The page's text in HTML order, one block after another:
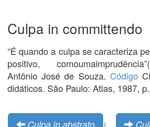
Culpa in committendo
“É quando a culpa se caracteriza
positivo,
Antônio José de Souza. Código
didáticos. São Paulo: Atlas, 1987,
Culpa in abstrato |